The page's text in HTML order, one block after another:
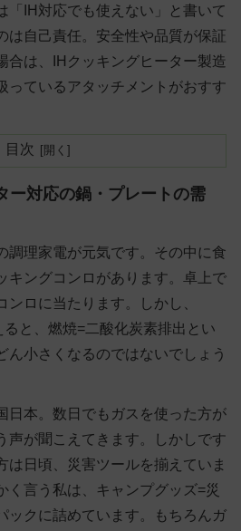
「IH対応でも使えない」と書いて
は自己責任。安全性や品質が保証
合は、IHクッキングヒーター製造
っているアタッチメントがおすす
目次
ー対応の鍋・プレートの需
調理家電が元気です。その中に食
キングコンロがあります。卓上で
ロに当たります。しかし、
と、燃焼=二酸化炭素排出とい
ん小さくなるのではないでしょう
日本。数日でもガスを使った方が
声が聞こえてきます。しかしです
は日頃、災害ツールを揃えていま
く言う私は、キャンプグッズ=災
ックに詰めています。もちろんガ